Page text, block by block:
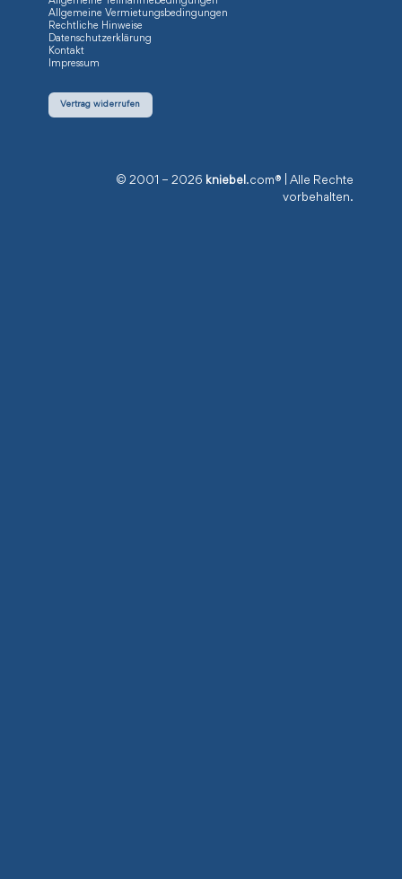
Allgemeine Teilnahmebedingungen
Allgemeine Vermietungsbedingungen
Rechtliche Hinweise
Datenschutzerklärung
Kontakt
Impressum
Vertrag widerrufen
© 2001 – 2026 kniebel.com® | Alle Rechte
vorbehalten.